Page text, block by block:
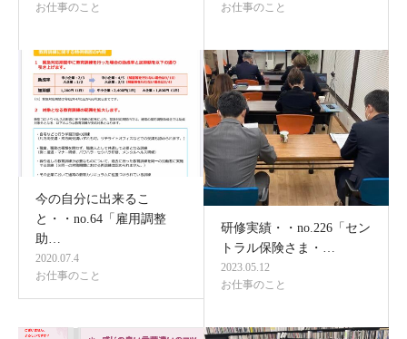
お仕事のこと
お仕事のこと
今の自分に出来るこ
と・・no.64「雇用調整
助…
2020.07.4
お仕事のこと
研修実績・・no.226「セン
トラル保険さま・…
2023.05.12
お仕事のこと